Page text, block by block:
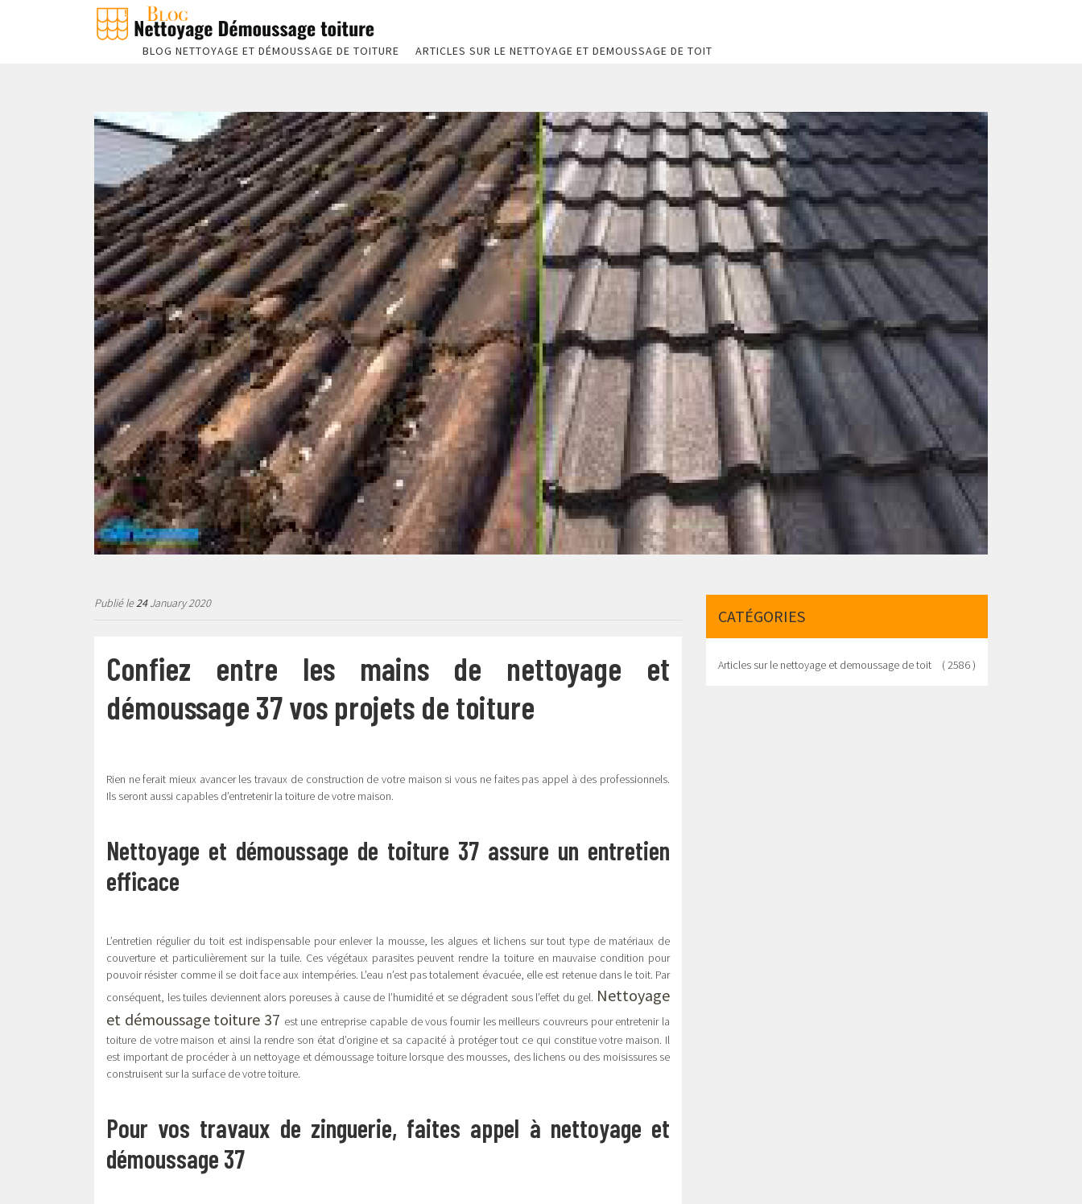
BLOG NETTOYAGE ET DÉMOUSSAGE DE TOITURE ARTICLES SUR LE NETTOYAGE ET DEMOUSSAGE DE TOIT
Publié le24January 2020
Confiez entre les mains de nettoyage et
démoussage 37 vos projets de toiture
Rien ne ferait mieux avancer les travaux de construction de votre maison si vous ne faites pas appel à des professionnels.
Ils seront aussi capables d’entretenir la toiture de votre maison.
Nettoyage et démoussage de toiture 37 assure un entretien
efficace
L’entretien régulier du toit est indispensable pour enlever la mousse, les algues et lichens sur tout type de matériaux de
couverture et particulièrement sur la tuile. Ces végétaux parasites peuvent rendre la toiture en mauvaise condition pour
pouvoir résister comme il se doit face aux intempéries. L’eau n’est pas totalement évacuée, elle est retenue dans le toit. Par
conséquent, les tuiles deviennent alors poreuses à cause de l’humidité et se dégradent sous l’effet du gel. Nettoyage
et démoussage toiture 37 est une entreprise capable de vous fournir les meilleurs couvreurs pour entretenir la
toiture de votre maison et ainsi la rendre son état d’origine et sa capacité à protéger tout ce qui constitue votre maison. Il
est important de procéder à un nettoyage et démoussage toiture lorsque des mousses, des lichens ou des moisissures se
construisent sur la surface de votre toiture.
Pour vos travaux de zinguerie, faites appel à nettoyage et
démoussage 37
CATÉGORIES
Articles sur le nettoyage et demoussage de toit ( 2586 )